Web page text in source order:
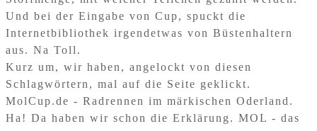
Und bei der Eingabe von Cup, spuckt die
Internetbibliothek irgendetwas von Büstenhaltern
aus. Na Toll.
Kurz um, wir haben, angelockt von diesen
Schlagwörtern, mal auf die Seite geklickt.
MolCup.de - Radrennen im märkischen Oderland.
Ha! Da haben wir schon die Erklärung. MOL - das